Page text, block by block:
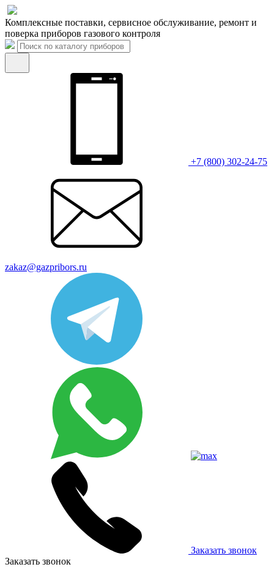
Комплексные поставки, сервисное обслуживание, ремонт и
поверка приборов газового контроля
+7 (800) 302-24-75
zakaz@gazpribors.ru
Заказать звонок
Заказать звонок